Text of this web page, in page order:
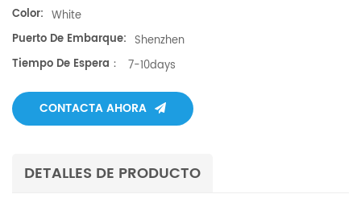
Color: White
Puerto De Embarque: Shenzhen
Tiempo De Espera：
7-10days
CONTACTA AHORA
DETALLES DE PRODUCTO